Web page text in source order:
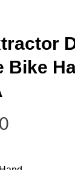
Bike